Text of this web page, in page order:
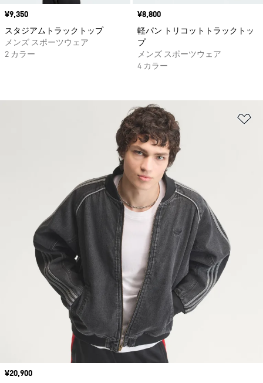
価格
¥9,350
スタジアムトラックトップ
メンズ スポーツウェア
2 カラー
価格
¥8,800
軽パン トリコットトラックトッ
プ
メンズ スポーツウェア
4 カラー
価格
¥20,900